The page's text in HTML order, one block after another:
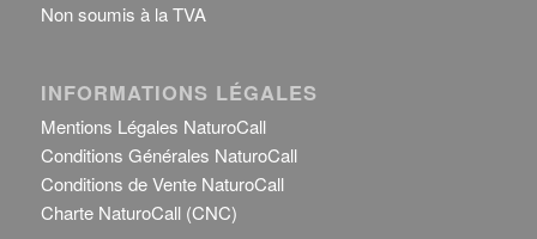
Non soumis à la TVA
INFORMATIONS LÉGALES
Mentions Légales NaturoCall
Conditions Générales NaturoCall
Conditions de Vente NaturoCall
Charte NaturoCall (CNC)